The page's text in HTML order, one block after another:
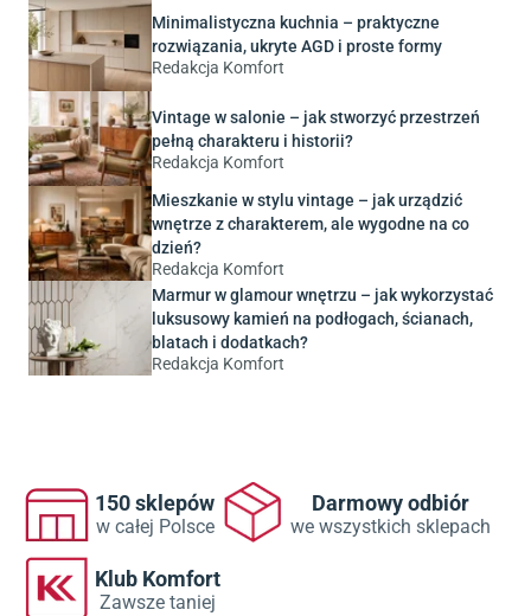
Minimalistyczna kuchnia – praktyczne
rozwiązania, ukryte AGD i proste formy
Redakcja Komfort
Vintage w salonie – jak stworzyć przestrzeń
pełną charakteru i historii?
Redakcja Komfort
Mieszkanie w stylu vintage – jak urządzić
wnętrze z charakterem, ale wygodne na co
dzień?
Redakcja Komfort
Marmur w glamour wnętrzu – jak wykorzystać
luksusowy kamień na podłogach, ścianach,
blatach i dodatkach?
Redakcja Komfort
150 sklepów
w całej Polsce
Darmowy odbiór
we wszystkich sklepach
Klub Komfort
Zawsze taniej